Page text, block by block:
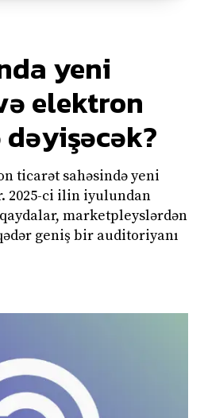
yeni
elektron
ticarət sahəsində yeni
marketpleyslərdən
geniş bir auditoriyanı